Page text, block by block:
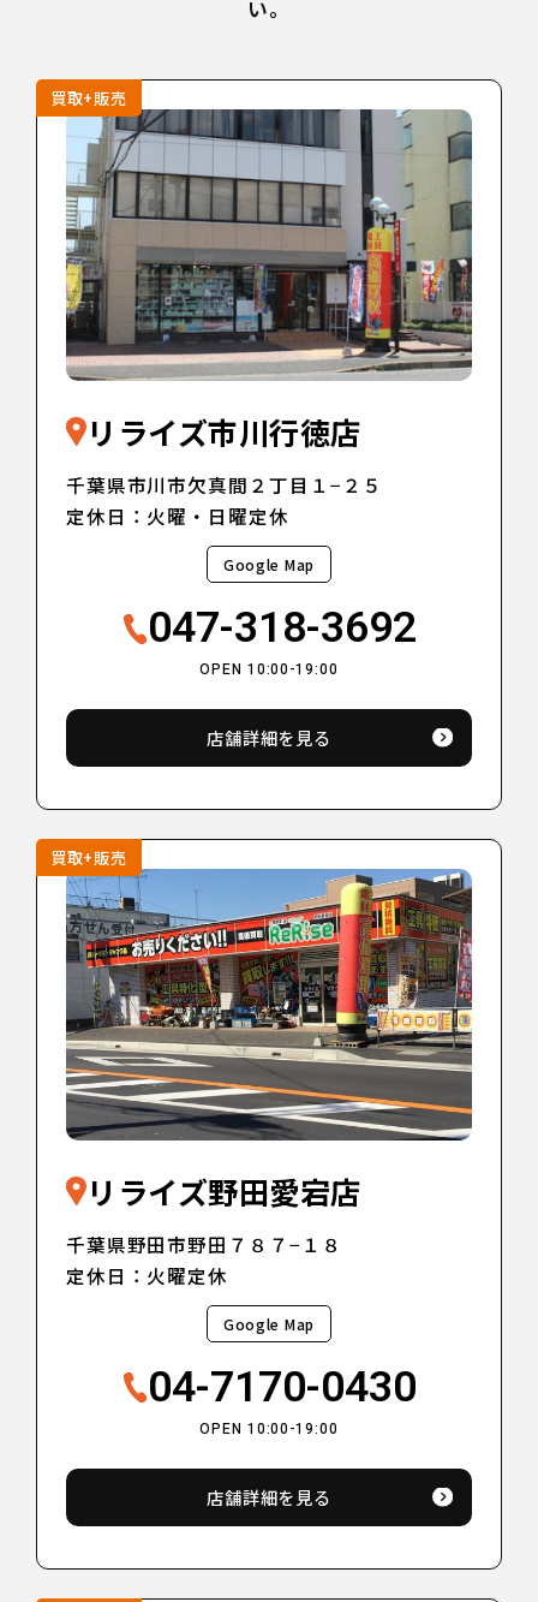
い。
買取+販売
リライズ市川行徳店
千葉県市川市欠真間２丁目１−２５
定休日：火曜・日曜定休
Google Map
047-318-3692
OPEN 10:00-19:00
店舗詳細を見る
買取+販売
リライズ野田愛宕店
千葉県野田市野田７８７−１８
定休日：火曜定休
Google Map
04-7170-0430
OPEN 10:00-19:00
店舗詳細を見る